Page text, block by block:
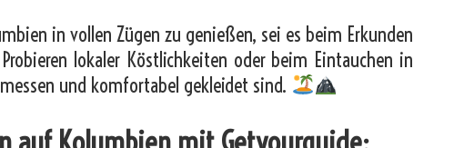
in vollen Zügen zu genießen, sei es beim Erkunden
lokaler Köstlichkeiten oder beim Eintauchen in
und komfortabel gekleidet sind.